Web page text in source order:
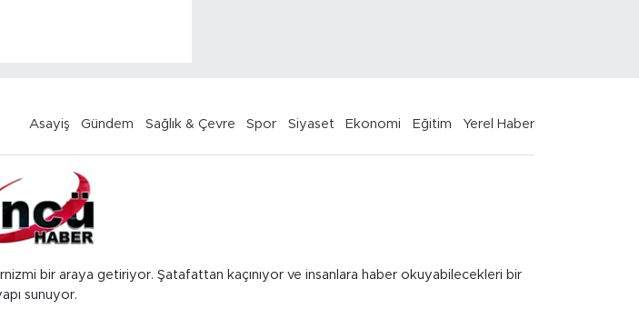
Asayiş Gündem Sağlık & Çevre Spor Siyaset Ekonomi Eğitim Yerel Haber
bir araya getiriyor. Şatafattan kaçınıyor ve insanlara haber okuyabilecekleri bir
sunuyor.